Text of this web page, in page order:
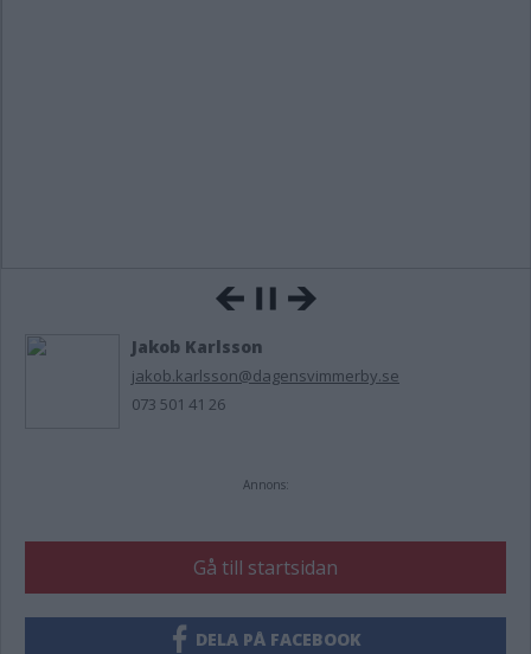
Jakob Karlsson
jakob.karlsson@dagensvimmerby.se
073 501 41 26
Annons:
Gå till startsidan
DELA PÅ FACEBOOK